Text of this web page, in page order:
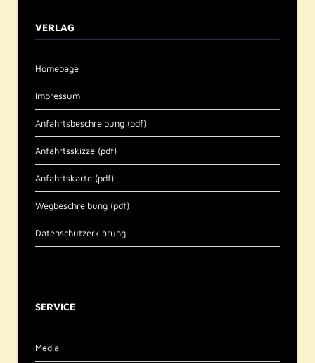
VERLAG
Homepage
Impressum
Anfahrtsbeschreibung (pdf)
Anfahrtsskizze (pdf)
Anfahrtskarte (pdf)
Wegbeschreibung (pdf)
Datenschutzerklärung
SERVICE
Media